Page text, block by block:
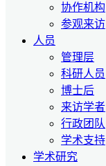
协作机构
参观来访
人员
管理层
科研人员
博士后
来访学者
行政团队
学术支持
学术研究